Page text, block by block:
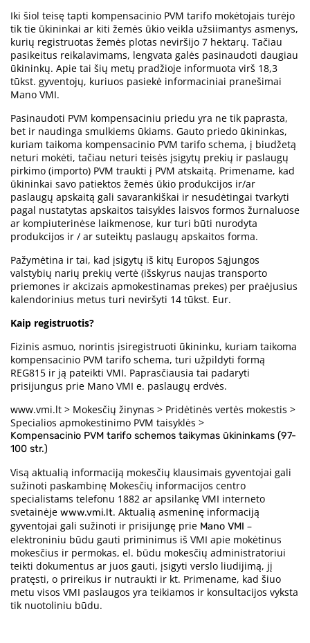
Iki šiol teisę tapti kompensacinio PVM tarifo mokėtojais turėjo
tik tie ūkininkai ar kiti žemės ūkio veikla užsiimantys asmenys,
kurių registruotas žemės plotas neviršijo 7 hektarų. Tačiau
pasikeitus reikalavimams, lengvata galės pasinaudoti daugiau
ūkininkų. Apie tai šių metų pradžioje informuota virš 18,3
tūkst. gyventojų, kuriuos pasiekė informaciniai pranešimai
Mano VMI.
Pasinaudoti PVM kompensaciniu priedu yra ne tik paprasta,
bet ir naudinga smulkiems ūkiams. Gauto priedo ūkininkas,
kuriam taikoma kompensacinio PVM tarifo schema, į biudžetą
neturi mokėti, tačiau neturi teisės įsigytų prekių ir paslaugų
pirkimo (importo) PVM traukti į PVM atskaitą. Primename, kad
ūkininkai savo patiektos žemės ūkio produkcijos ir/ar
paslaugų apskaitą gali savarankiškai ir nesudėtingai tvarkyti
pagal nustatytas apskaitos taisykles laisvos formos žurnaluose
ar kompiuterinėse laikmenose, kur turi būti nurodyta
produkcijos ir / ar suteiktų paslaugų apskaitos forma.
Pažymėtina ir tai, kad įsigytų iš kitų Europos Sąjungos
valstybių narių prekių vertė (išskyrus naujas transporto
priemones ir akcizais apmokestinamas prekes) per praėjusius
kalendorinius metus turi neviršyti 14 tūkst. Eur.
Kaip registruotis?
Fizinis asmuo, norintis įsiregistruoti ūkininku, kuriam taikoma
kompensacinio PVM tarifo schema, turi užpildyti formą
REG815 ir ją pateikti VMI. Paprasčiausia tai padaryti
prisijungus prie Mano VMI e. paslaugų erdvės.
www.vmi.lt > Mokesčių žinynas > Pridėtinės vertės mokestis >
Specialios apmokestinimo PVM taisyklės >
Kompensacinio PVM tarifo schemos taikymas ūkininkams (97-
100 str.)
Visą aktualią informaciją mokesčių klausimais gyventojai gali
sužinoti paskambinę Mokesčių informacijos centro
specialistams telefonu 1882 ar apsilankę VMI interneto
svetainėje www.vmi.lt. Aktualią asmeninę informaciją
gyventojai gali sužinoti ir prisijungę prie Mano VMI –
elektroniniu būdu gauti priminimus iš VMI apie mokėtinus
mokesčius ir permokas, el. būdu mokesčių administratoriui
teikti dokumentus ar juos gauti, įsigyti verslo liudijimą, jį
pratęsti, o prireikus ir nutraukti ir kt. Primename, kad šiuo
metu visos VMI paslaugos yra teikiamos ir konsultacijos vyksta
tik nuotoliniu būdu.